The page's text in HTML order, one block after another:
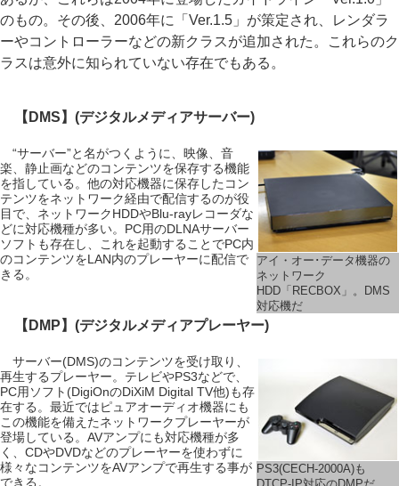
のもの。その後、2006年に「Ver.1.5」が策定され、レンダラ
ーやコントローラーなどの新クラスが追加された。これらのク
ラスは意外に知られていない存在でもある。
【DMS】(デジタルメディアサーバー)
アイ・オー･データ機器の
ネットワーク
HDD「RECBOX」。DMS
対応機だ
“サーバー”と名がつくように、映像、音
楽、静止画などのコンテンツを保存する機能
を指している。他の対応機器に保存したコン
テンツをネットワーク経由で配信するのが役
目で、ネットワークHDDやBlu-rayレコーダな
どに対応機種が多い。PC用のDLNAサーバー
ソフトも存在し、これを起動することでPC内
のコンテンツをLAN内のプレーヤーに配信で
きる。
【DMP】(デジタルメディアプレーヤー)
PS3(CECH-2000A)も
サーバー(DMS)のコンテンツを受け取り、
再生するプレーヤー。テレビやPS3などで、
PC用ソフト(DigiOnのDiXiM Digital TV他)も存
在する。最近ではピュアオーディオ機器にも
この機能を備えたネットワークプレーヤーが
登場している。AVアンプにも対応機種が多
く、CDやDVDなどのプレーヤーを使わずに
様々なコンテンツをAVアンプで再生する事が
できる。